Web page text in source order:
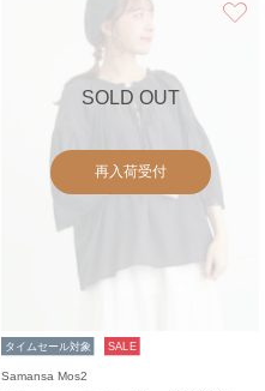
SOLD OUT
再入荷受付
タイムセール対象 SALE
Samansa Mos2